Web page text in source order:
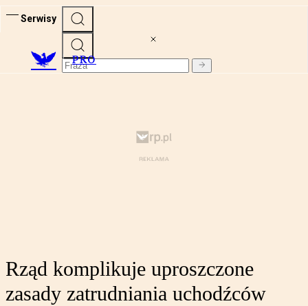
Serwisy
PRO
Rząd komplikuje uproszczone
zasady zatrudniania uchodźców